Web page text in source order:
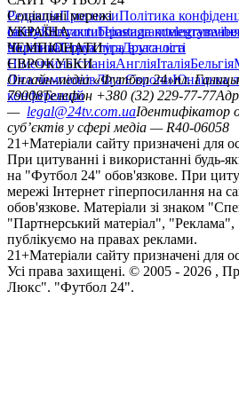
РедакціяПрогнозиПолітика
сайтуКонтактиПравила коментування
політикаСтруктура власності
Соціальні мережі
facebookxyoutubeinstagramtelegram
УКРАЇНА
УкраїнаПерша лігаДруга ліга
ЧЕМПІОНАТИ
НімеччинаІспаніяАнгліяІталіяБельгія
ЄВРОКУБКИ
Ліга чемпіонівЛіга ЄвропиЮнацька
конференцій
Онлайн-медіа «Футбол 24»пл.
79008Телефон +380 (32) 229-77-77
— legal@24tv.com.uaІдентифікатор
суб’єктів у сфері медіа — R40-06058
21+Матеріали сайту призначені для
При цитуванні і використанні будь-
на "Футбол 24" обов'язкове. При
мережі Інтернет гіперпосилання на
обов'язкове. Матеріали зі знаком
"Партнерський матеріал",
публікуємо на правах реклами.
21+Матеріали сайту призначені для
Усi права захищенi. © 2005 - 2026 ,
Люкс". "Футбол 24".